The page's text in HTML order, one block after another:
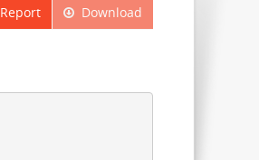
Download
Report